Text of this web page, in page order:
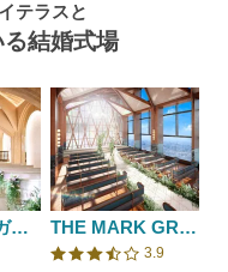
テラスと
結婚式場
アルタビスタガーデン
ミ評価
THE MARK GRAND HOTEL
口コミ評価
3.9